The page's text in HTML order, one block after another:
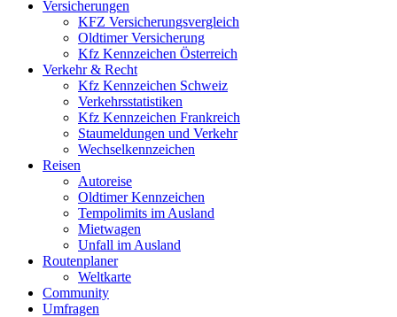
Versicherungen
KFZ Versicherungsvergleich
Oldtimer Versicherung
Kfz Kennzeichen Österreich
Verkehr & Recht
Kfz Kennzeichen Schweiz
Verkehrsstatistiken
Kfz Kennzeichen Frankreich
Staumeldungen und Verkehr
Wechselkennzeichen
Reisen
Autoreise
Oldtimer Kennzeichen
Tempolimits im Ausland
Mietwagen
Unfall im Ausland
Routenplaner
Weltkarte
Community
Umfragen